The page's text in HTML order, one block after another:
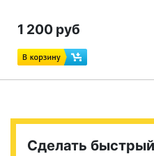
1 200 руб
Сделать